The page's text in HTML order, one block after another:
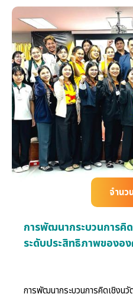
จำนว
การพัฒนากระบวนการคิ
ระดับประสิทธิภาพของอ
การพัฒนากระบวนการคิดเชิงน